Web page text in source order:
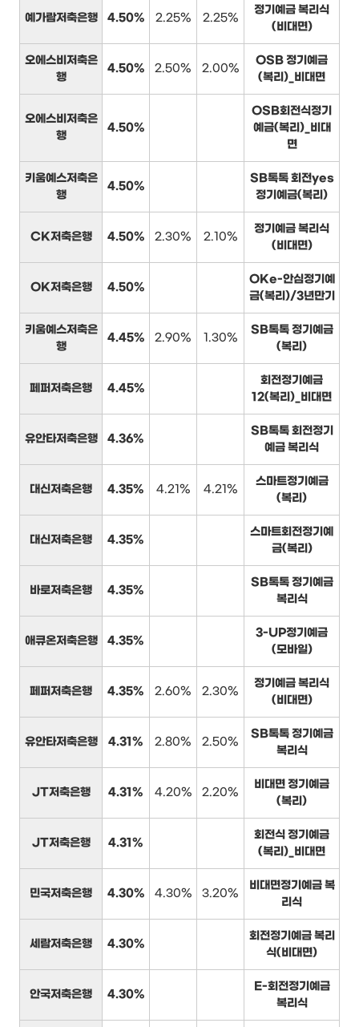
예가람저축은행 4.50% 2.25% 2.25%
정기예금 복리식
(비대면)
오에스비저축은
행
4.50% 2.50% 2.00%
OSB 정기예금
(복리)_비대면
오에스비저축은
행
4.50%
OSB회전식정기
예금(복리)_비대
면
키움예스저축은
행
4.50%
SB톡톡 회전yes
정기예금(복리)
CK저축은행 4.50% 2.30% 2.10%
정기예금 복리식
(비대면)
OK저축은행 4.50%
OKe-안심정기예
금(복리)/3년만기
키움예스저축은
행
4.45% 2.90% 1.30%
SB톡톡 정기예금
(복리)
페퍼저축은행 4.45%
회전정기예금
12(복리)_비대면
유안타저축은행 4.36%
SB톡톡 회전정기
예금 복리식
대신저축은행 4.35% 4.21% 4.21%
스마트정기예금
(복리)
대신저축은행 4.35%
스마트회전정기예
금(복리)
바로저축은행 4.35%
SB톡톡 정기예금
복리식
애큐온저축은행 4.35%
3-UP정기예금
(모바일)
페퍼저축은행 4.35% 2.60% 2.30%
정기예금 복리식
(비대면)
유안타저축은행 4.31% 2.80% 2.50%
SB톡톡 정기예금
복리식
JT저축은행 4.31% 4.20% 2.20%
비대면 정기예금
(복리)
JT저축은행 4.31%
회전식 정기예금
(복리)_비대면
민국저축은행 4.30% 4.30% 3.20%
비대면정기예금 복
리식
세람저축은행 4.30%
회전정기예금 복리
식(비대면)
안국저축은행 4.30%
E-회전정기예금
복리식